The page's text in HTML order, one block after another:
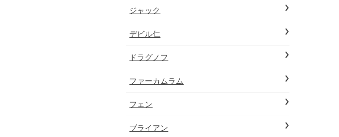
ジャック
デビル仁
ドラグノフ
ファーカムラム
フェン
ブライアン